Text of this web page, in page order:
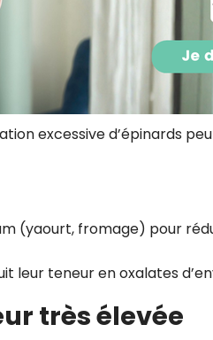
excessive d’épinards
(yaourt, fromage) pour
leur teneur en oxalates
très élevée
Votre adresse email
envoyer votre
personnalisées.
désabonnement
exercer vos droits,
Confidentialité.